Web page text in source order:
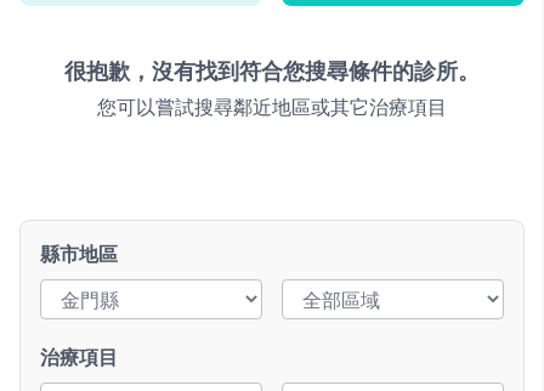
很抱歉，沒有找到符合您搜尋條件的診所。
您可以嘗試搜尋鄰近地區或其它治療項目
縣市地區
治療項目